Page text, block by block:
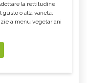
CIRCOLATORIO
TECNICA, BENEFICI,
TUTTE LE PROPRIETÀ E
TUTTE LE PROPRIETÀ E
la rettitudine
o alla varietà:
a menu vegetariani